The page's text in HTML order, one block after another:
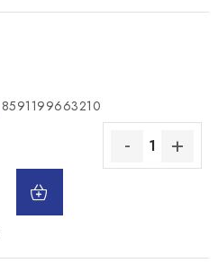
| 8591199663210